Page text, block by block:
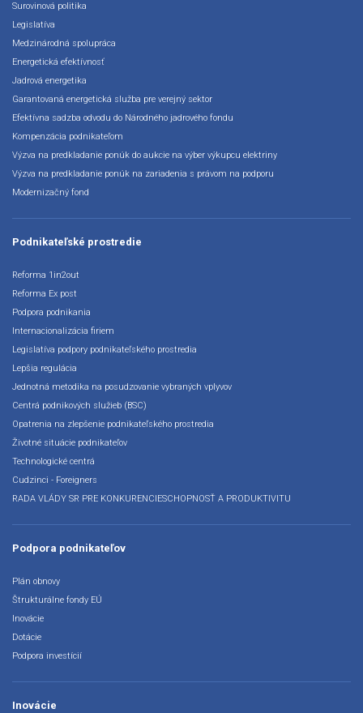
Surovinová politika
Legislatíva
Medzinárodná spolupráca
Energetická efektívnosť
Jadrová energetika
Garantovaná energetická služba pre verejný sektor
Efektívna sadzba odvodu do Národného jadrového fondu
Kompenzácia podnikateľom
Výzva na predkladanie ponúk do aukcie na výber výkupcu elektriny
Výzva na predkladanie ponúk na zariadenia s právom na podporu
Modernizačný fond
Podnikateľské prostredie
Reforma 1in2out
Reforma Ex post
Podpora podnikania
Internacionalizácia firiem
Legislatíva podpory podnikateľského prostredia
Lepšia regulácia
Jednotná metodika na posudzovanie vybraných vplyvov
Centrá podnikových služieb (BSC)
Opatrenia na zlepšenie podnikateľského prostredia
Životné situácie podnikateľov
Technologické centrá
Cudzinci - Foreigners
RADA VLÁDY SR PRE KONKURENCIESCHOPNOSŤ A PRODUKTIVITU
Podpora podnikateľov
Plán obnovy
Štrukturálne fondy EÚ
Inovácie
Dotácie
Podpora investícií
Inovácie